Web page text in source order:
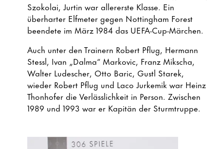
Szokolai, Jurtin war allererste Klasse. Ein
überharter Elfmeter gegen Nottingham Forest
beendete im März 1984 das UEFA-Cup-Märchen.
Auch unter den Trainern Robert Pflug, Hermann
Stessl, Ivan „Dalma“ Markovic, Franz Mikscha,
Walter Ludescher, Otto Baric, Gustl Starek,
wieder Robert Pflug und Laco Jurkemik war Heinz
Thonhofer die Verlässlichkeit in Person. Zwischen
1989 und 1993 war er Kapitän der Sturmtruppe.